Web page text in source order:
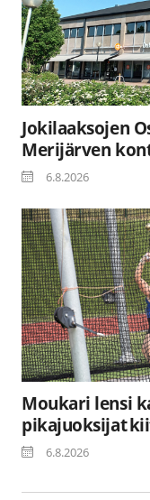
Jokilaaksojen
Merijärven
6.8.2026
Moukari lensi
pikajuoksijat
6.8.2026